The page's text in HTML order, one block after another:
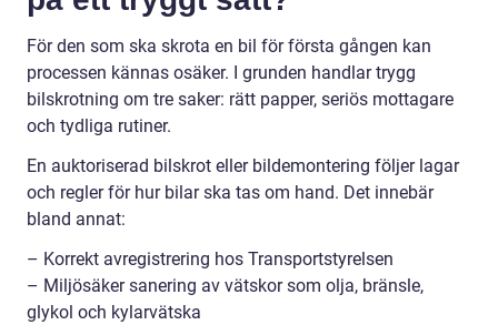
För den som ska skrota en bil för första gången kan
processen kännas osäker. I grunden handlar trygg
bilskrotning om tre saker: rätt papper, seriös mottagare
och tydliga rutiner.
En auktoriserad bilskrot eller bildemontering följer lagar
och regler för hur bilar ska tas om hand. Det innebär
bland annat:
– Korrekt avregistrering hos Transportstyrelsen
– Miljösäker sanering av vätskor som olja, bränsle,
glykol och kylarvätska